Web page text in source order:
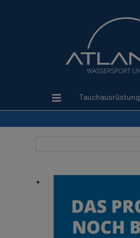
Tauchausrüstung